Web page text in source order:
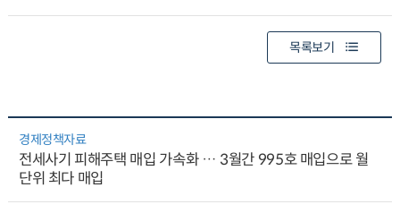
목록보기
경제정책자료
전세사기 피해주택 매입 가속화 … 3월간 995호 매입으로 월
단위 최다 매입